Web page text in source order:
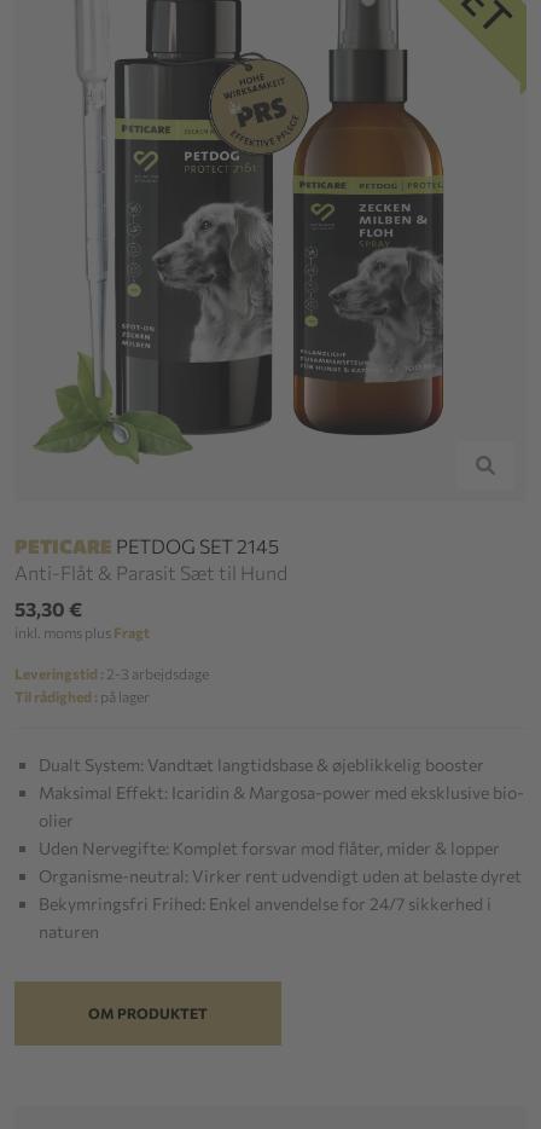
PETICARE PETDOG SET 2145
Anti-Flåt & Parasit Sæt til Hund
53,30 €
inkl. moms plus Fragt
Leveringstid : 2-3 arbejdsdage
Til rådighed : på lager
Dualt System: Vandtæt langtidsbase & øjeblikkelig booster
Maksimal Effekt: Icaridin & Margosa-power med eksklusive bio-
olier
Uden Nervegifte: Komplet forsvar mod flåter, mider & lopper
Organisme-neutral: Virker rent udvendigt uden at belaste dyret
Bekymringsfri Frihed: Enkel anvendelse for 24/7 sikkerhed i
naturen
OM PRODUKTET